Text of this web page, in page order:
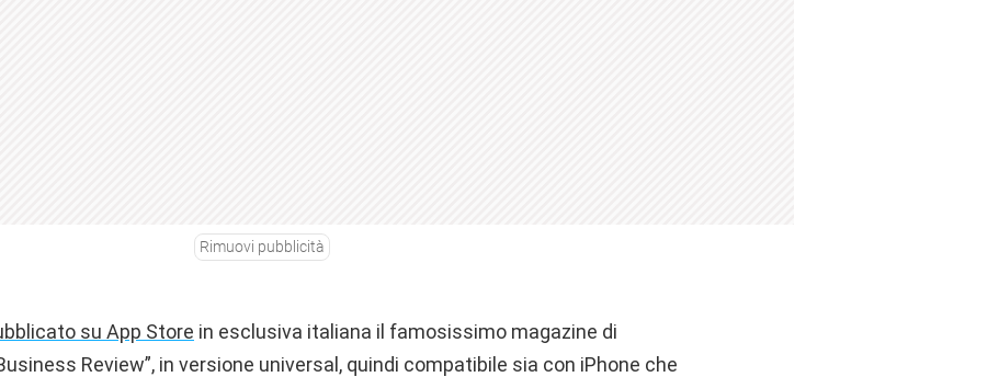
Rimuovi pubblicità
su App Store in esclusiva italiana il famosissimo magazine di
Review”, in versione universal, quindi compatibile sia con iPhone che